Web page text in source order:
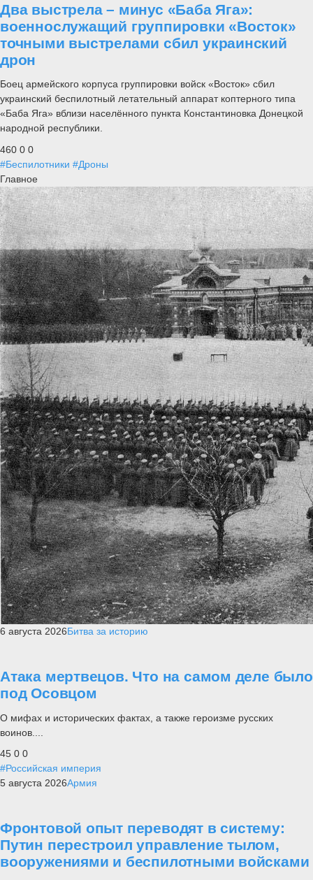
Два выстрела – минус «Баба Яга»:
военнослужащий группировки «Восток»
точными выстрелами сбил украинский
дрон
Боец армейского корпуса группировки войск «Восток» сбил
украинский беспилотный летательный аппарат коптерного типа
«Баба Яга» вблизи населённого пункта Константиновка Донецкой
народной республики.
460 0 0
#Беспилотники #Дроны
Главное
6 августа 2026Битва за историю
Атака мертвецов. Что на самом деле было
под Осовцом
О мифах и исторических фактах, а также героизме русских
воинов....
45 0 0
#Российская империя
5 августа 2026Армия
Фронтовой опыт переводят в систему:
Путин перестроил управление тылом,
вооружениями и беспилотными войсками